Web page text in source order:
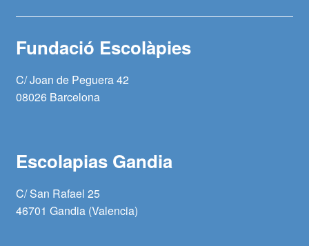
Fundació Escolàpies
C/ Joan de Peguera 42
08026 Barcelona
Escolapias Gandia
C/ San Rafael 25
46701 Gandia (Valencia)